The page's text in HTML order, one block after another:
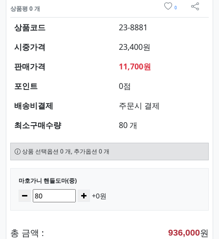
상품평 0 개 0
sns 공
상품코드
23-8881
시중가격
23,400원
판매가격
11,700원
포인트
0점
배송비결제
주문시 결제
최소구매수량
80 개
상품 선택옵션 0 개, 추가옵션 0 개
선택된 옵션
마호가니 핸들도마(중)
수량감소 증가+0원
총 금액 : 936,000원